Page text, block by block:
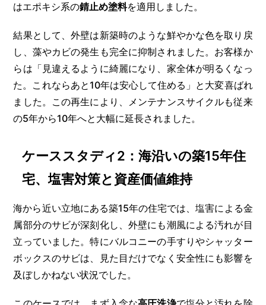
はエポキシ系の錆止め塗料を適用しました。
結果として、外壁は新築時のような鮮やかな色を取り戻
し、藻やカビの発生も完全に抑制されました。お客様か
らは「見違えるように綺麗になり、家全体が明るくなっ
た。これならあと10年は安心して住める」と大変喜ばれ
ました。この再生により、メンテナンスサイクルも従来
の5年から10年へと大幅に延長されました。
ケーススタディ2：海沿いの築15年住
宅、塩害対策と資産価値維持
海から近い立地にある築15年の住宅では、塩害による金
属部分のサビが深刻化し、外壁にも潮風による汚れが目
立っていました。特にバルコニーの手すりやシャッター
ボックスのサビは、見た目だけでなく安全性にも影響を
及ぼしかねない状況でした。